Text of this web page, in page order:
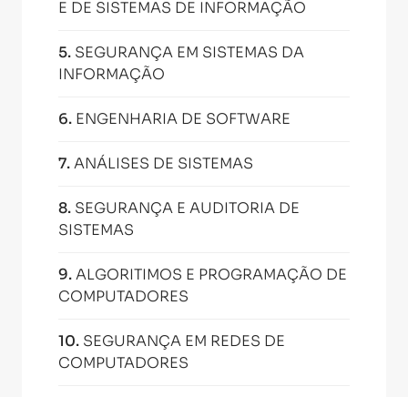
E DE SISTEMAS DE INFORMAÇÃO
5. SEGURANÇA EM SISTEMAS DA
INFORMAÇÃO
6. ENGENHARIA DE SOFTWARE
7.ANÁLISES DE SISTEMAS
8. SEGURANÇA E AUDITORIA DE
SISTEMAS
9.ALGORITIMOS E PROGRAMAÇÃO DE
COMPUTADORES
10. SEGURANÇA EM REDES DE
COMPUTADORES